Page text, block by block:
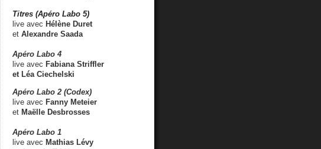
Titres (Apéro Labo 5)
live avec Hélène Duret
et Alexandre Saada
Apéro Labo 4
live avec Fabiana Striffler
et Léa Ciechelski
Apéro Labo 2 (Codex)
live avec Fanny Meteier
et Maëlle Desbrosses
Apéro Labo 1
live avec Mathias Lévy